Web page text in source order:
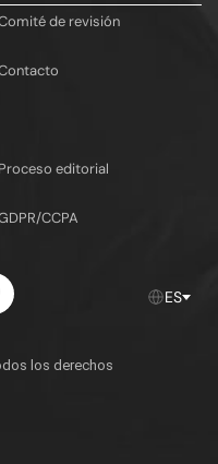
de revisión
Proceso editorial
CCPA
Pinterest ES
los derechos